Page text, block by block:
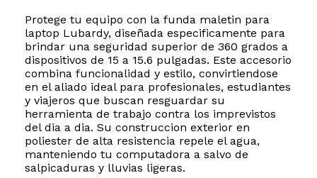
Protege tu equipo con la funda maletin para
laptop Lubardy, diseñada especificamente para
brindar una seguridad superior de 360 grados a
dispositivos de 15 a 15.6 pulgadas. Este accesorio
combina funcionalidad y estilo, convirtiendose
en el aliado ideal para profesionales, estudiantes
y viajeros que buscan resguardar su
herramienta de trabajo contra los imprevistos
del dia a dia. Su construccion exterior en
poliester de alta resistencia repele el agua,
manteniendo tu computadora a salvo de
salpicaduras y lluvias ligeras.